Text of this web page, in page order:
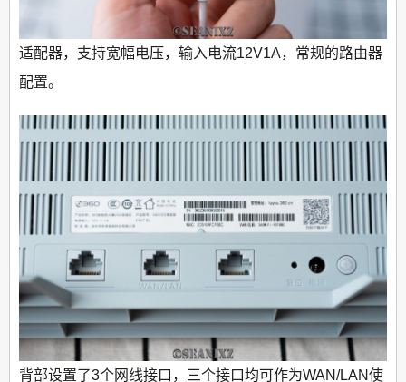
适配器，支持宽幅电压，输入电流12V1A，常规的路由器
配置。
背部设置了3个网线接口，三个接口均可作为WAN/LAN使